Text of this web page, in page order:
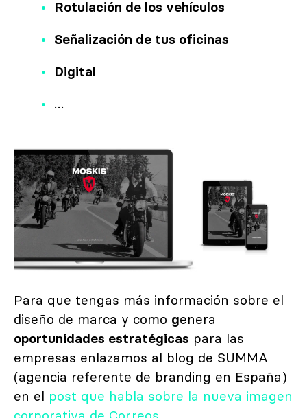
Rotulación de los vehículos
Señalización de tus oficinas
Digital
…
Para que tengas más información sobre el
diseño de marca y como genera
oportunidades estratégicas para las
empresas enlazamos al blog de SUMMA
(agencia referente de branding en España)
en el
post que habla sobre la nueva imagen